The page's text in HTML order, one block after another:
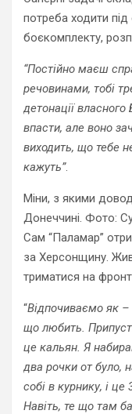
потреба ходити
боєкомплекту,
“Постійно маєш
речовинами, тобі
детонації власного
впасти, але воно
виходить, що тебе
кажуть”.
Міни, з якими
Донеччині. Фото:
Сам “Паламар”
за Херсонщину.
триматися на
“Відпочиваємо як
що любить.
це кальян. Я
два рочки от було,
собі в курнику, і це
Навіть, те що там